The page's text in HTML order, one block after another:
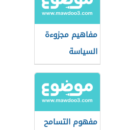
مفاهيم مجزوءة
السياسة
مفهوم التسامح